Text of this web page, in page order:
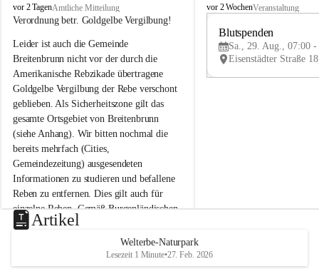
B
r
i
t
e
n
b
r
u
n
n
a
m
N
e
u
s
d
vor 2 TagenAmtliche Mitteilung
Verordnung betr. Goldgelbe Vergilbung!
Leider ist auch die Gemeinde
Breitenbrunn nicht vor der durch die
Amerikanische Rebzikade übertragene
Goldgelbe Vergilbung der Rebe verschont
geblieben. Als Sicherheitszone gilt das
gesamte Ortsgebiet von Breitenbrunn
(siehe Anhang). Wir bitten nochmal die
bereits mehrfach (Cities,
Gemeindezeitung) ausgesendeten
Informationen zu studieren und befallene
Reben zu entfernen. Dies gilt auch für
einzelne Reben. Gemäß Burgenländischen
Weinbaugesetz sind nicht gepflegte oder
unzulässige Weingärten zu roden! Bitte
helfen wir zusammen um unsere Winzer
B
e
u
e
d
vor 2 WochenVeranstaltung
Blutspenden
Sa., 29. Aug., 07:00 -
Artikel
Welterbe-Naturpark
Lesezeit 1 Minute•27. Feb. 2026